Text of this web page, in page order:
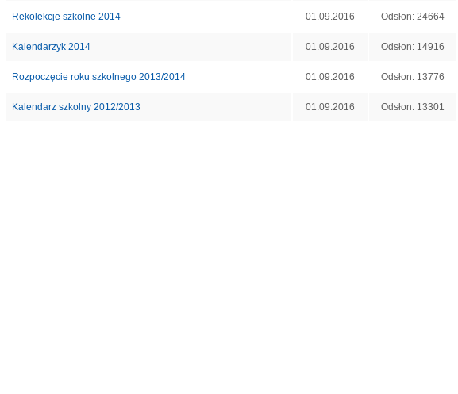
Rekolekcje szkolne 2014 01.09.2016 Odsłon: 24664
Kalendarzyk 2014 01.09.2016 Odsłon: 14916
Rozpoczęcie roku szkolnego 2013/2014 01.09.2016 Odsłon: 13776
Kalendarz szkolny 2012/2013 01.09.2016 Odsłon: 13301